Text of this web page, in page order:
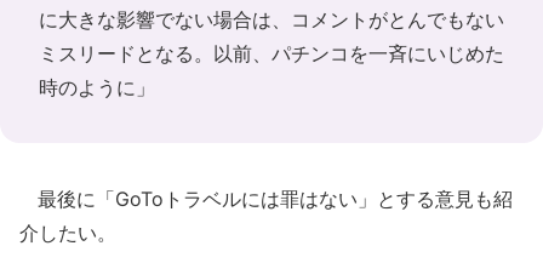
に大きな影響でない場合は、コメントがとんでもない
ミスリードとなる。以前、パチンコを一斉にいじめた
時のように」
最後に「GoToトラベルには罪はない」とする意見も紹
介したい。